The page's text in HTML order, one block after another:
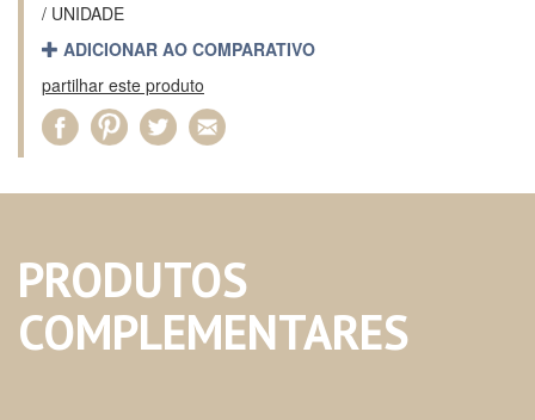
/ UNIDADE
ADICIONAR AO COMPARATIVO
partilhar este produto
PRODUTOS
COMPLEMENTARES